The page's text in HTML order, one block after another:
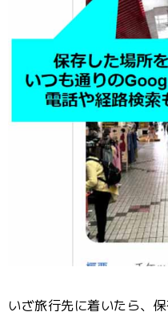
いざ旅行先に着いたら、